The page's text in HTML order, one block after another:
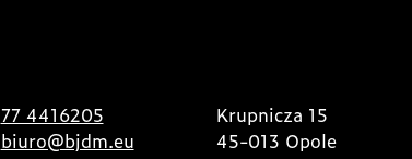
77 4416205
biuro@bjdm.eu
Krupnicza 15
45-013 Opole